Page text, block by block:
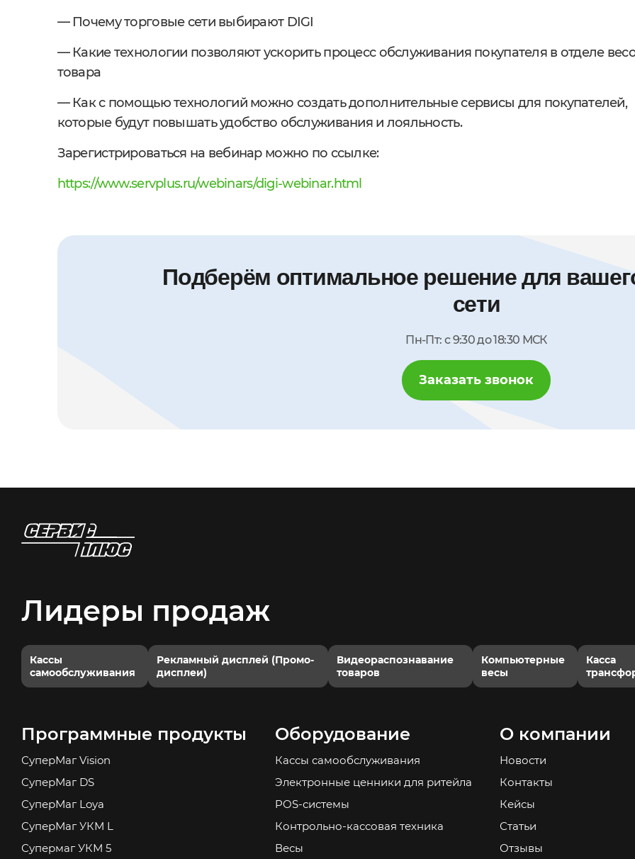
— Почему торговые сети выбирают DIGI
— Какие технологии позволяют ускорить процесс обслуживания покупателя в отделе
товара
— Как с помощью технологий можно создать дополнительные сервисы для покупателей,
которые будут повышать удобство обслуживания и лояльность.
Зарегистрироваться на вебинар можно по ссылке:
https://www.servplus.ru/webinars/digi-webinar.html
Подберём оптимальное решение для
сети
Пн-Пт: с 9:30 до 18:30 МСК
Заказать звонок
Лидеры продаж
Кассы
самообслуживания
Рекламный дисплей (Промо-
дисплеи)
Видеораспознавание
товаров
Компьютерные
весы
Касса
Программные продукты
СуперМаг Vision
СуперМаг DS
СуперМаг Loya
СуперМаг УКМ L
Супермаг УКМ 5
Оборудование
Кассы самообслуживания
Электронные ценники для ритейла
POS-системы
Контрольно-кассовая техника
Весы
О компании
Новости
Контакты
Кейсы
Статьи
Отзывы